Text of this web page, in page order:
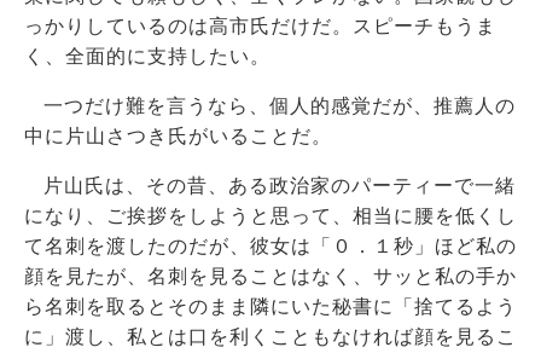
っかりしているのは高市氏だけだ。スピーチもうま
く、全面的に支持したい。
一つだけ難を言うなら、個人的感覚だが、推薦人の
中に片山さつき氏がいることだ。
片山氏は、その昔、ある政治家のパーティーで一緒
になり、ご挨拶をしようと思って、相当に腰を低くし
て名刺を渡したのだが、彼女は「０．１秒」ほど私の
顔を見たが、名刺を見ることはなく、サッと私の手か
ら名刺を取るとそのまま隣にいた秘書に「捨てるよう
に」渡し、私とは口を利くこともなければ顔を見るこ